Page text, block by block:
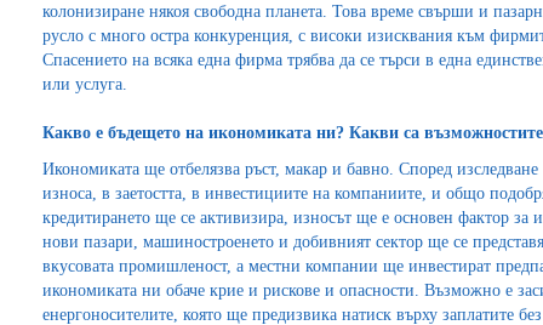
колонизиране някоя свободна планета. Това време свърши и
русло с много остра конкуренция, с високи изисквания към
Спасението на всяка една фирма трябва да се търси в една
или услуга.
Какво е бъдещето на икономиката ни? Какви са възможностите
Икономиката ще отбелязва ръст, макар и бавно. Според
износа, в заетостта, в инвестициите на компаниите, и общо
кредитирането ще се активизира, износът ще е основен фактор за
нови пазари, машиностроенето и добивният сектор ще се
вкусовата промишленост, а местни компании ще инвестират
икономиката ни обаче крие и рискове и опасности. Възможно е
енергоносителите, която ще предизвика натиск върху заплатите